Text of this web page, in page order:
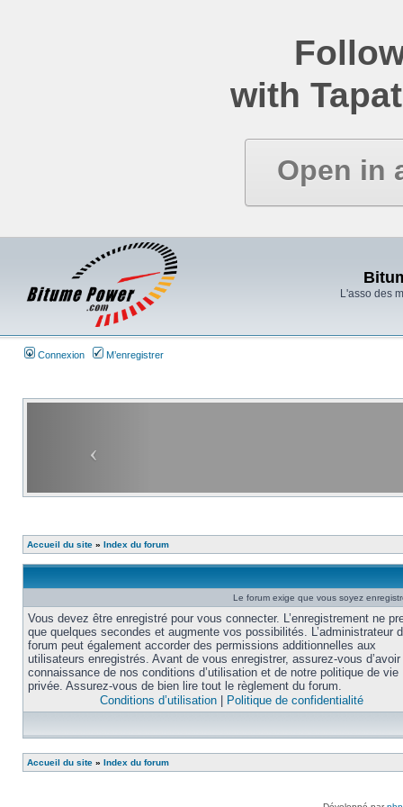
with
Open in
L'asso des
Connexion M’enregistrer
Accueil du site » Index du forum
Le forum exige que vous soyez
Vous devez être enregistré pour vous connecter. L’enregistrement ne
que quelques secondes et augmente vos possibilités. L’administrateur
forum peut également accorder des permissions additionnelles aux
utilisateurs enregistrés. Avant de vous enregistrer, assurez-vous
connaissance de nos conditions d’utilisation et de notre politique de vie
privée. Assurez-vous de bien lire tout le règlement du forum.
Conditions d’utilisation
Politique de confidentialité
Accueil du site » Index du forum